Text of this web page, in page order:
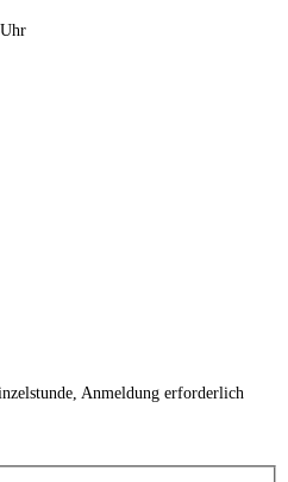
Anmeldung erforderlich